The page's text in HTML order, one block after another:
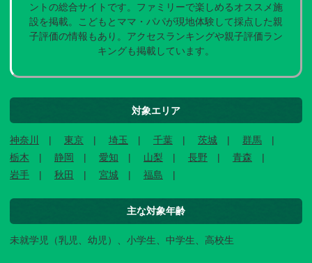
ントの総合サイトです。ファミリーで楽しめるオススメ施
設を掲載。こどもとママ・パパが現地体験して採点した親
子評価の情報もあり。アクセスランキングや親子評価ラン
キングも掲載しています。
対象エリア
神奈川 東京 埼玉 千葉 茨城
群馬
栃木
静岡 愛知 山梨 長野
青森
岩手
秋田 宮城 福島
主な対象年齢
未就学児（乳児、幼児）、小学生、中学生、高校生